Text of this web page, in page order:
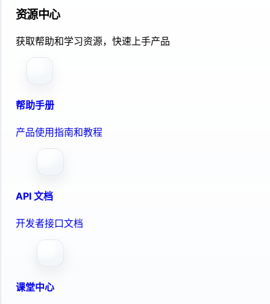
资源中心
获取帮助和学习资源，快速上手产品
帮助手册
产品使用指南和教程
API 文档
开发者接口文档
课堂中心